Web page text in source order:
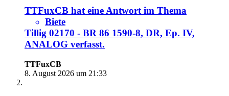
TTFuxCB hat eine Antwort im Thema
Biete
Tillig 02170 - BR 86 1590-8, DR, Ep. IV,
ANALOG verfasst.
TTFuxCB
8. August 2026 um 21:33